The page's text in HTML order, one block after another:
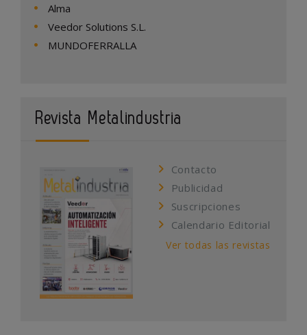
Alma
Veedor Solutions S.L.
MUNDOFERRALLA
Revista Metalindustria
Contacto
Publicidad
Suscripciones
Calendario Editorial
Ver todas las revistas